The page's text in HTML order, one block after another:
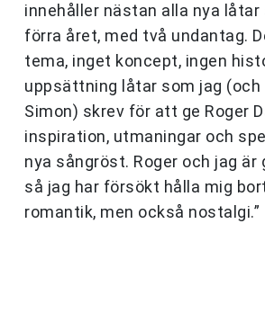
innehåller nästan alla nya låtar
förra året, med två undantag.
tema, inget koncept, ingen
uppsättning låtar som jag (och
Simon) skrev för att ge Roger
inspiration, utmaningar och
nya sångröst. Roger och jag är
så jag har försökt hålla mig
romantik, men också nostalgi.”